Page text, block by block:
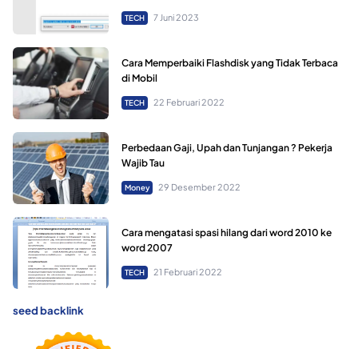
TECH 7 Juni 2023
Cara Memperbaiki Flashdisk yang Tidak Terbaca
di Mobil
TECH 22 Februari 2022
Perbedaan Gaji, Upah dan Tunjangan ? Pekerja
Wajib Tau
Money 29 Desember 2022
Cara mengatasi spasi hilang dari word 2010 ke
word 2007
TECH 21 Februari 2022
seed backlink